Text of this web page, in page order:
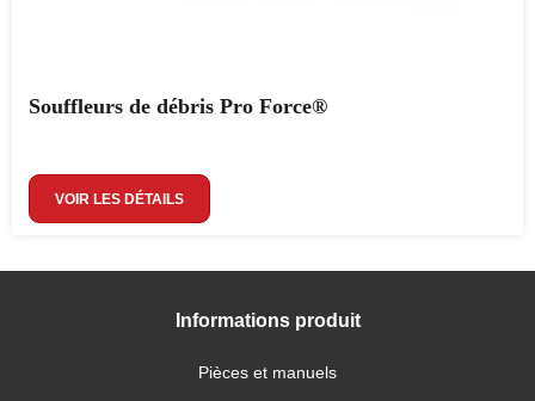
Souffleurs de débris Pro Force®
VOIR LES DÉTAILS
Informations produit
Pièces et manuels